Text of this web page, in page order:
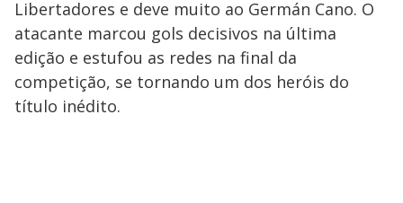
Libertadores e deve muito ao Germán Cano. O
atacante marcou gols decisivos na última
edição e estufou as redes na final da
competição, se tornando um dos heróis do
título inédito.